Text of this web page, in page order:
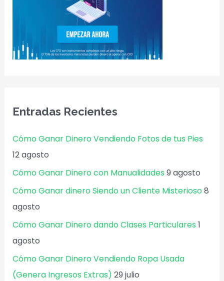
Entradas Recientes
Cómo Ganar Dinero Vendiendo Fotos de tus Pies
12 agosto
Cómo Ganar Dinero con Manualidades 9 agosto
Cómo Ganar dinero Siendo un Cliente Misterioso8
agosto
Cómo Ganar Dinero dando Clases Particulares 1
agosto
Cómo Ganar Dinero Vendiendo Ropa Usada
(Genera Ingresos Extras) 29 julio